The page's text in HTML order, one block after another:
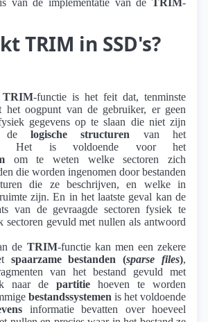
TRIM in SSD's?
TRIM-functie is het feit dat, tenminste
het oogpunt van de gebruiker, er geen
gegevens op te slaan die niet zijn
de logische structuren van het
Het is voldoende voor het
om te weten welke sectoren zich
die worden ingenomen door bestanden
die ze beschrijven, en welke in
zijn. En in het laatste geval kan de
van de gevraagde sectoren fysiek te
sectoren gevuld met nullen als antwoord
de TRIM-functie kan men een zekere
spaarzame bestanden (sparse files),
van het bestand gevuld met
naar de partitie hoeven te worden
bestandssystemen is het voldoende
informatie bevatten over hoeveel